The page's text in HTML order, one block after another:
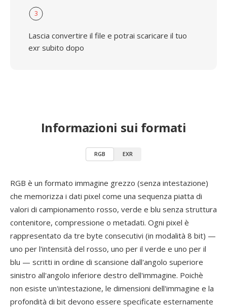
3
Lascia convertire il file e potrai scaricare il tuo
exr subito dopo
Informazioni sui formati
RGB EXR
RGB è un formato immagine grezzo (senza intestazione)
che memorizza i dati pixel come una sequenza piatta di
valori di campionamento rosso, verde e blu senza struttura
contenitore, compressione o metadati. Ogni pixel è
rappresentato da tre byte consecutivi (in modalità 8 bit) —
uno per l'intensità del rosso, uno per il verde e uno per il
blu — scritti in ordine di scansione dall'angolo superiore
sinistro all'angolo inferiore destro dell'immagine. Poichè
non esiste un'intestazione, le dimensioni dell'immagine e la
profondità di bit devono essere specificate esternamente